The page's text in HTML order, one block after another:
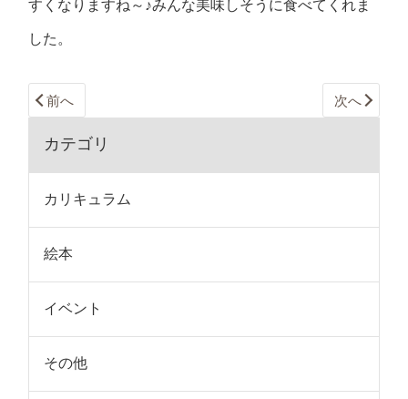
すくなりますね～♪みんな美味しそうに食べてくれま
した。
前へ 次へ
カテゴリ
カリキュラム
絵本
イベント
その他